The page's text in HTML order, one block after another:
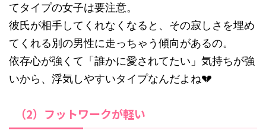
てタイプの女子は要注意。
彼氏が相手してくれなくなると、その寂しさを埋め
てくれる別の男性に走っちゃう傾向があるの。
依存心が強くて「誰かに愛されてたい」気持ちが強
いから、浮気しやすいタイプなんだよね💔
（2）フットワークが軽い